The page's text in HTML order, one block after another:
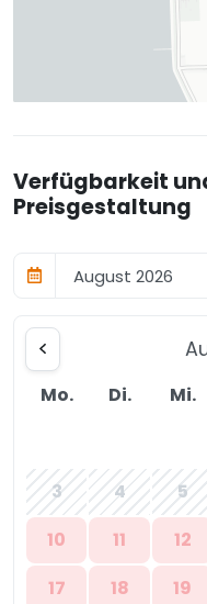
Verfügbarkeit
Preisgestaltung
Mo. Di. Mi.
3
4 5
10
11 12
17
18 19